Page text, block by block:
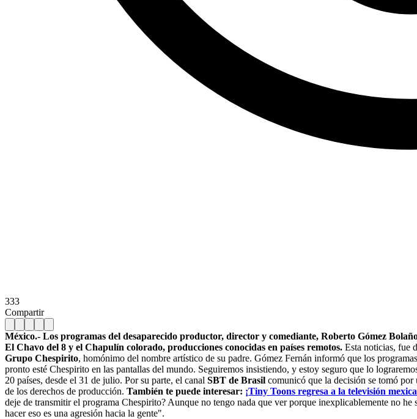
333
Compartir
México.- Los programas del desaparecido productor, director y comediante, Roberto Gómez
El Chavo del 8 y el Chapulín colorado, producciones conocidas en países remotos. Esta noticias, fue
Grupo Chespirito, homónimo del nombre artístico de su padre. Gómez Fernán informó que los
pronto esté Chespirito en las pantallas del mundo. Seguiremos insistiendo, y estoy seguro que lo
20 países, desde el 31 de julio. Por su parte, el canal SBT de Brasil comunicó que la decisión se tomó por
de los derechos de producción. También te puede interesar: ¡Tiny Toons regresa a la televisión
deje de transmitir el programa Chespirito? Aunque no tengo nada que ver porque inexplicablemente no
hacer eso es una agresión hacia la gente".